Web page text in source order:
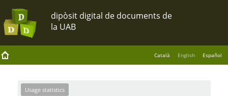
Català English Español
Usage statistics